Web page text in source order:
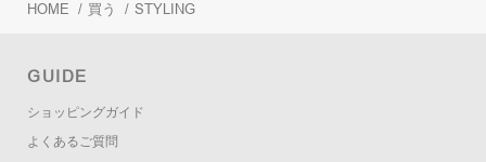
HOME / 買う / STYLING
GUIDE
ショッピングガイド
よくあるご質問